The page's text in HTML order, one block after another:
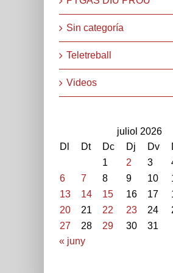
Sin categoría
Teletreball
Videos
juliol 2026
Dl
Dt Dc Dj Dv
1
2 3
6
7 8 9 10
13
14 15 16 17
20
21 22 23 24
27
28 29 30
31
« juny
STEPV-Iv Universitat